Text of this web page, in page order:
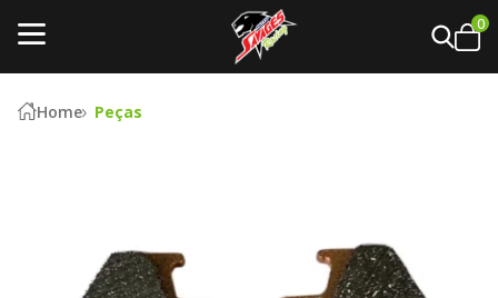
0
Home Peças